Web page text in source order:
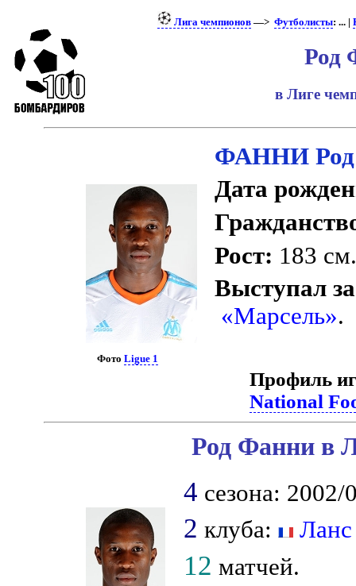
Лига чемпионов —>Футболисты: ... |
Род
в Лиге
Фото Ligue 1
ФАННИ Род
Дата
Рост: 183
Выступал
«Марсель».
Профиль
National
Род Фанни в
4 сезона:
2 клуба: Ланс
12 матчей.